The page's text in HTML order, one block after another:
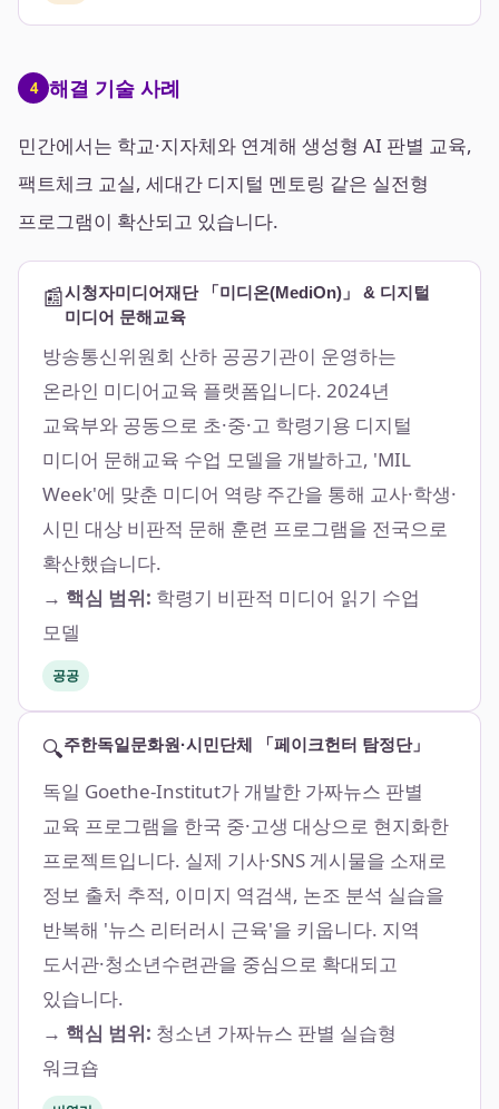
4 해결 기술 사례
민간에서는 학교·지자체와 연계해 생성형 AI 판별 교육,
팩트체크 교실, 세대간 디지털 멘토링 같은 실전형
프로그램이 확산되고 있습니다.
📰시청자미디어재단 「미디온(MediOn)」 & 디지털
미디어 문해교육
방송통신위원회 산하 공공기관이 운영하는
온라인 미디어교육 플랫폼입니다. 2024년
교육부와 공동으로 초·중·고 학령기용 디지털
미디어 문해교육 수업 모델을 개발하고, 'MIL
Week'에 맞춘 미디어 역량 주간을 통해 교사·학생·
시민 대상 비판적 문해 훈련 프로그램을 전국으로
확산했습니다.
→ 핵심 범위: 학령기 비판적 미디어 읽기 수업
모델
공공
🔍주한독일문화원·시민단체 「페이크헌터 탐정단」
독일 Goethe-Institut가 개발한 가짜뉴스 판별
교육 프로그램을 한국 중·고생 대상으로 현지화한
프로젝트입니다. 실제 기사·SNS 게시물을 소재로
정보 출처 추적, 이미지 역검색, 논조 분석 실습을
반복해 '뉴스 리터러시 근육'을 키웁니다. 지역
도서관·청소년수련관을 중심으로 확대되고
있습니다.
→ 핵심 범위: 청소년 가짜뉴스 판별 실습형
워크숍